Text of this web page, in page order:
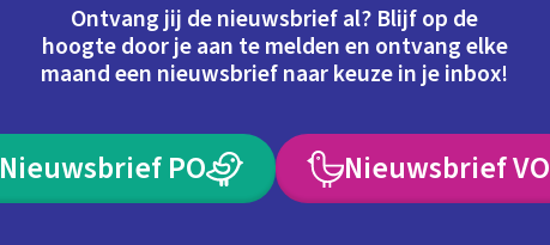
Ontvang jij de nieuwsbrief al? Blijf op de
hoogte door je aan te melden en ontvang elke
maand een nieuwsbrief naar keuze in je inbox!
Nieuwsbrief PO Nieuwsbrief VO